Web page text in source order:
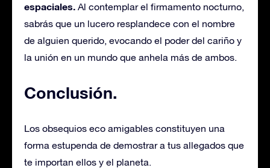
espaciales. Al contemplar el firmamento nocturno,
sabrás que un lucero resplandece con el nombre
de alguien querido, evocando el poder del cariño y
la unión en un mundo que anhela más de ambos.
Conclusión.
Los obsequios eco amigables constituyen una
forma estupenda de demostrar a tus allegados que
te importan ellos y el planeta.